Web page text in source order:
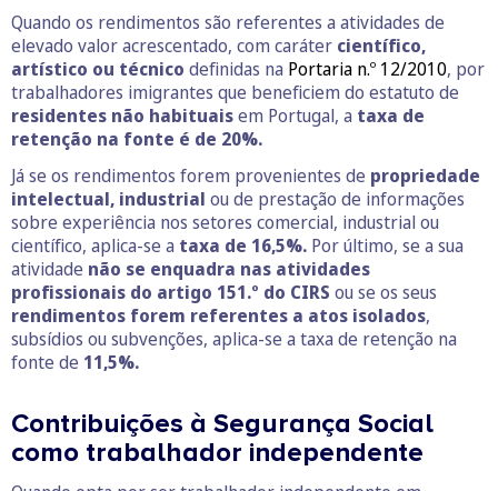
Quando os rendimentos são referentes a atividades de
elevado valor acrescentado, com caráter científico,
artístico ou técnico definidas na Portaria n.º 12/2010, por
trabalhadores imigrantes que beneficiem do estatuto de
residentes não habituaisem Portugal, a taxa de
retenção na fonte é de 20%.
Já se os rendimentos forem provenientes de propriedade
intelectual, industrial ou de prestação de informações
sobre experiência nos setores comercial, industrial ou
científico, aplica-se a taxa de 16,5%. Por último, se a sua
atividade não se enquadra nas atividades
profissionais do artigo 151.º do CIRS ou se os seus
rendimentos forem referentes a atos isolados,
subsídios ou subvenções, aplica-se a taxa de retenção na
fonte de 11,5%.
Contribuições à Segurança Social
como trabalhador independente